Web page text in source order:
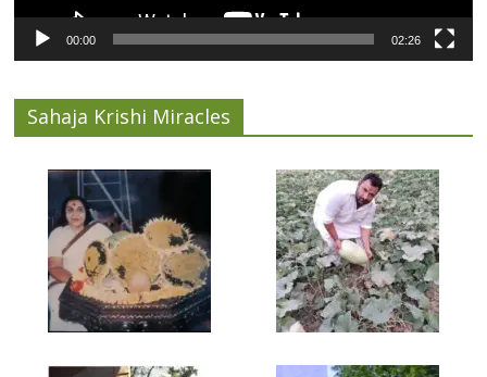
00:00 02:26
Sahaja Krishi Miracles